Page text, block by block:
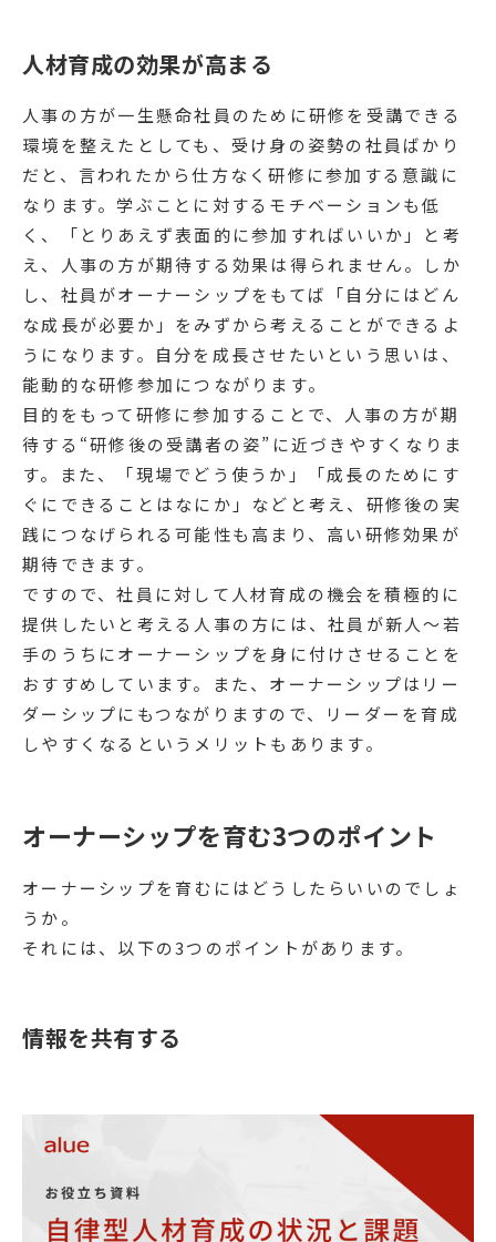
人材育成の効果が高まる
人事の方が一生懸命社員のために研修を受講できる
環境を整えたとしても、受け身の姿勢の社員ばかり
だと、言われたから仕方なく研修に参加する意識に
なります。学ぶことに対するモチベーションも低
く、「とりあえず表面的に参加すればいいか」と考
え、人事の方が期待する効果は得られません。しか
し、社員がオーナーシップをもてば「自分にはどん
な成長が必要か」をみずから考えることができるよ
うになります。自分を成長させたいという思いは、
能動的な研修参加につながります。
目的をもって研修に参加することで、人事の方が期
待する“研修後の受講者の姿”に近づきやすくなりま
す。また、「現場でどう使うか」「成長のためにす
ぐにできることはなにか」などと考え、研修後の実
践につなげられる可能性も高まり、高い研修効果が
期待できます。
ですので、社員に対して人材育成の機会を積極的に
提供したいと考える人事の方には、社員が新人～若
手のうちにオーナーシップを身に付けさせることを
おすすめしています。また、オーナーシップはリー
ダーシップにもつながりますので、リーダーを育成
しやすくなるというメリットもあります。
オーナーシップを育む3つのポイント
オーナーシップを育むにはどうしたらいいのでしょ
うか。
それには、以下の3つのポイントがあります。
情報を共有する